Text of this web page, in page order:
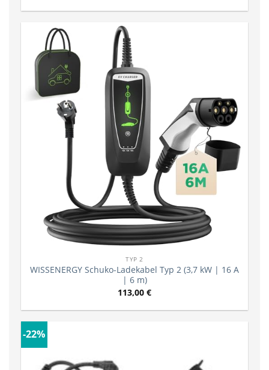
TYP 2
WISSENERGY Schuko-Ladekabel Typ 2 (3,7 kW | 16 A
| 6 m)
113,00 €
-22%